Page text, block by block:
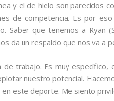
y el de hielo son parecidos
de competencia. Es por
Saber que tenemos a Ryan
da un respaldo que nos va a
de trabajo. Es muy
nuestro potencial.
este deporte. Me siento